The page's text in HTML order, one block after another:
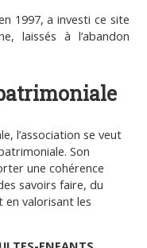
1997, a investi ce site
laissés à l’abandon
l’association se veut
Son
une cohérence
savoirs faire, du
valorisant les